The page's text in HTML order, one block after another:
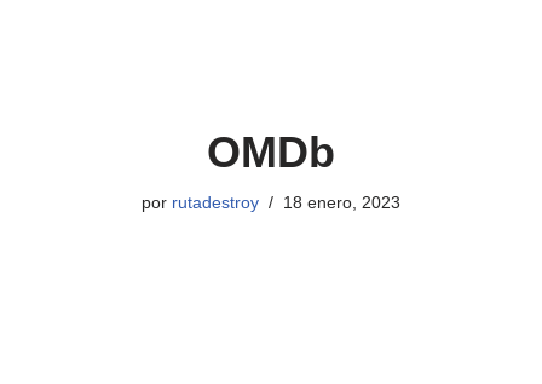
OMDb
por rutadestroy 18 enero, 2023